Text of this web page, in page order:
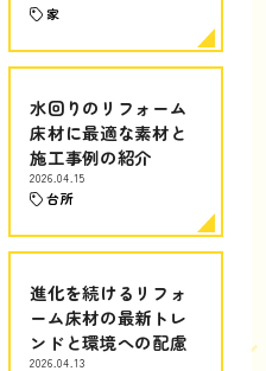
家
水回りのリフォーム
床材に最適な素材と
施工事例の紹介
2026.04.15
台所
進化を続けるリフォ
ーム床材の最新トレ
ンドと環境への配慮
2026.04.13